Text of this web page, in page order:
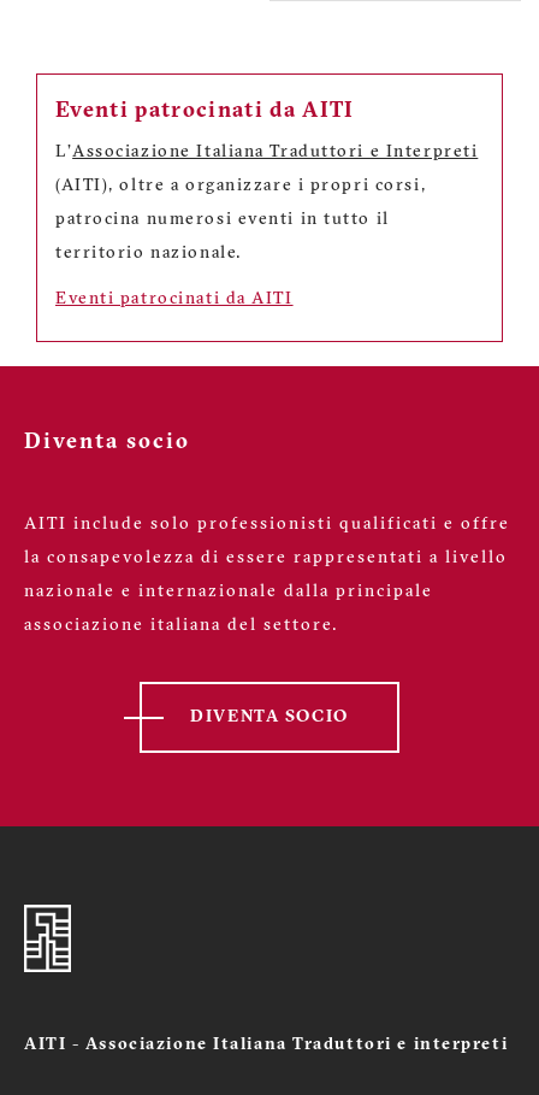
Eventi patrocinati da AITI
L'Associazione Italiana Traduttori e Interpreti
(AITI), oltre a organizzare i propri corsi,
patrocina numerosi eventi in tutto il
territorio nazionale.
Eventi patrocinati da AITI
Diventa socio
AITI include solo professionisti qualificati e offre
la consapevolezza di essere rappresentati a livello
nazionale e internazionale dalla principale
associazione italiana del settore.
DIVENTA SOCIO
AITI - Associazione Italiana Traduttori e interpreti